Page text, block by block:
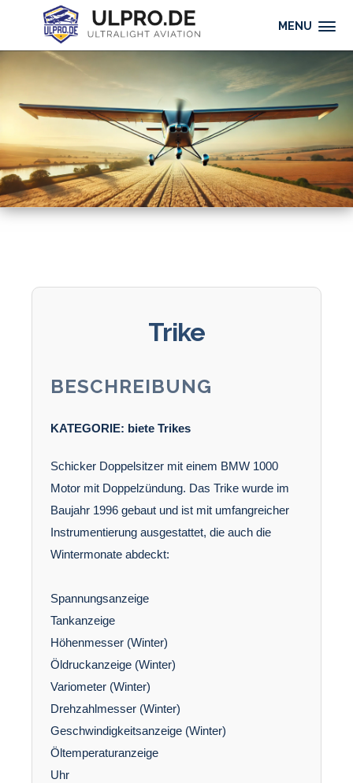
MENU
Trike
BESCHREIBUNG
KATEGORIE: biete Trikes
Schicker Doppelsitzer mit einem BMW 1000
Motor mit Doppelzündung. Das Trike wurde im
Baujahr 1996 gebaut und ist mit umfangreicher
Instrumentierung ausgestattet, die auch die
Wintermonate abdeckt:
Spannungsanzeige
Tankanzeige
Höhenmesser (Winter)
Öldruckanzeige (Winter)
Variometer (Winter)
Drehzahlmesser (Winter)
Geschwindigkeitsanzeige (Winter)
Öltemperaturanzeige
Uhr